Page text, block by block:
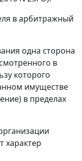
в арбитражный
одна сторона
в
которого
имуществе
в пределах
характер